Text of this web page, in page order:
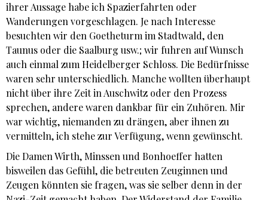
ihrer Aussage habe ich Spazierfahrten oder
Wanderungen vorgeschlagen. Je nach Interesse
besuchten wir den Goetheturm im Stadtwald, den
Taunus oder die Saalburg usw.; wir fuhren auf Wunsch
auch einmal zum Heidelberger Schloss. Die Bedürfnisse
waren sehr unterschiedlich. Manche wollten überhaupt
nicht über ihre Zeit in Auschwitz oder den Prozess
sprechen, andere waren dankbar für ein Zuhören. Mir
war wichtig, niemanden zu drängen, aber ihnen zu
vermitteln, ich stehe zur Verfügung, wenn gewünscht.
Die Damen Wirth, Minssen und Bonhoeffer hatten
bisweilen das Gefühl, die betreuten Zeuginnen und
Zeugen könnten sie fragen, was sie selber denn in der